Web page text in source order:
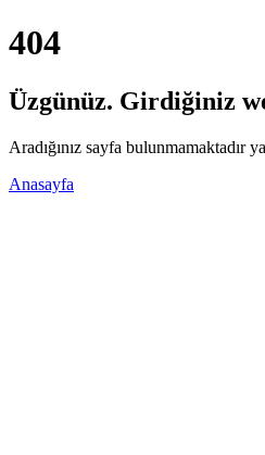
404
Üzgünüz. Girdiğiniz
Aradığınız sayfa bulunmamaktadır
Anasayfa